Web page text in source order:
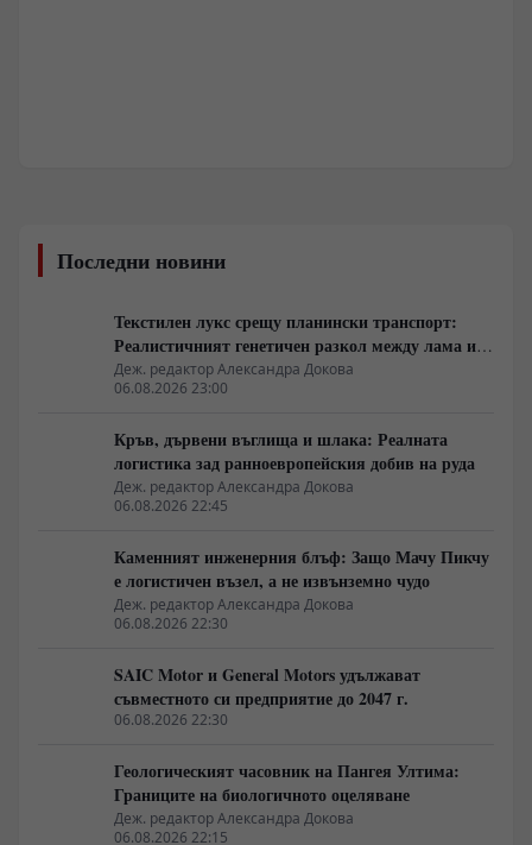
Последни новини
Текстилен лукс срещу планински транспорт:
Реалистичният генетичен разкол между лама и
алпака
Деж. редактор Александра Докова
06.08.2026 23:00
Кръв, дървени въглища и шлака: Реалната
логистика зад ранноевропейския добив на руда
Деж. редактор Александра Докова
06.08.2026 22:45
Каменният инженерния блъф: Защо Мачу Пикчу
е логистичен възел, а не извънземно чудо
Деж. редактор Александра Докова
06.08.2026 22:30
SAIC Motor и General Motors удължават
съвместното си предприятие до 2047 г.
06.08.2026 22:30
Геологическият часовник на Пангея Ултима:
Границите на биологичното оцеляване
Деж. редактор Александра Докова
06.08.2026 22:15